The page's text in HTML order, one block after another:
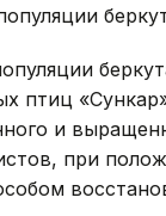
птиц
и
при